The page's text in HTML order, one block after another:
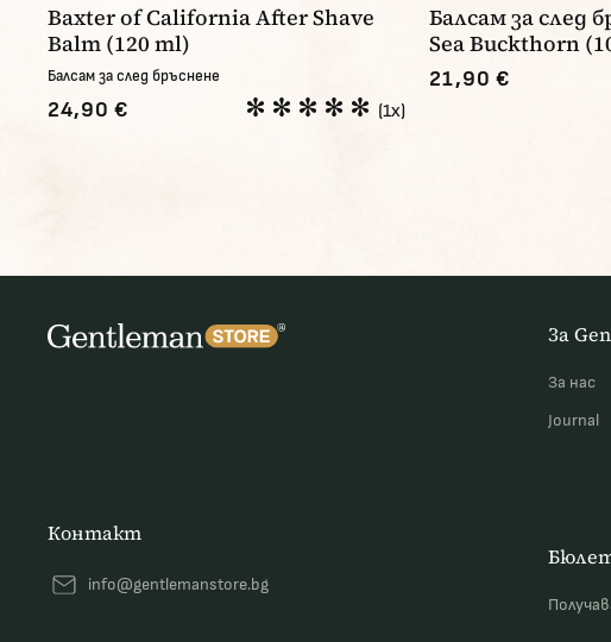
Baxter of California After Shave
Balm (120 ml)
Балсам за след бръснене
24,90 € (1x)
Балсам за след
Sea Buckthorn
21,90 €
За
За наc
Journal
Контакт
info@gentlemanstore.bg